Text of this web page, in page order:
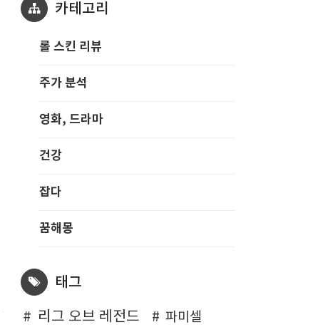
카테고리
롤 스킨 리뷰
주가 분석
영화, 드라마
건강
잡다
꿈해몽
태그
리그 오브 레전드
파미셀